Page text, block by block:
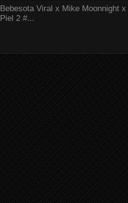
Bebesota Viral x Mike Moonnight
Piel 2 #...